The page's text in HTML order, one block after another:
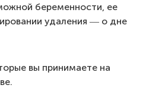
беременности, ее
удаления ― о дне
вы принимаете на